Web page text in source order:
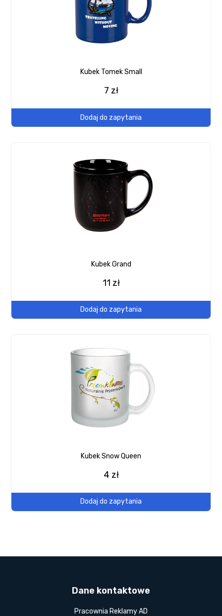
Kubek Tomek Small
7 zł
Dodaj do zapytania
Kubek Grand
11 zł
Dodaj do zapytania
Kubek Snow Queen
4 zł
Dodaj do zapytania
Dane kontaktowe
Pracownia Reklamy AD